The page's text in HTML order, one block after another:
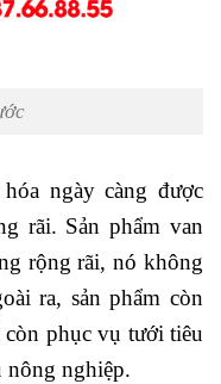
ngày càng được
rãi. Sản phẩm van
rộng rãi, nó không
ra, sản phẩm còn
phục vụ tưới tiêu
nông nghiệp.